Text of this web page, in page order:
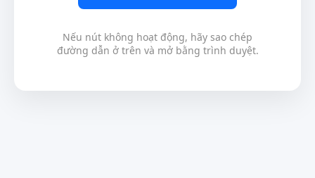
Nếu nút không hoạt động, hãy sao chép
đường dẫn ở trên và mở bằng trình duyệt.